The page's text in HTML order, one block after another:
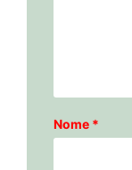
Nome *